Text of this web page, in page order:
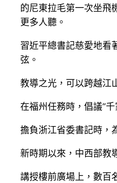
的尼東拉毛第一次坐飛
更多人聽。
習近平總書記慈愛地看
弦。
教導之光，可以跨越
在福州任務時，倡議“
擔負浙江省委書記時，
新時期以來，中西部教
講授樓前廣場上，數百